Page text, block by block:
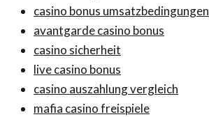
casino bonus umsatzbedingungen
avantgarde casino bonus
casino sicherheit
live casino bonus
casino auszahlung vergleich
mafia casino freispiele